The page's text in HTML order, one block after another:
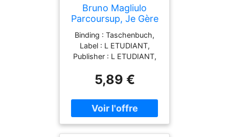
Bruno Magliulo
Parcoursup, Je Gère
! : Trucs, Astuces &
Erreurs À Éviter
Binding : Taschenbuch,
Label : L ETUDIANT,
Publisher : L ETUDIANT,
medium : Taschenbuch,
numberOfPages : 224,
publicationDate : 2022-
09-27, authors : Bruno
5,89 €